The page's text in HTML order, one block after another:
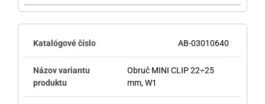
AB-03010640
Obruč MINI CLIP 22÷25
mm, W1